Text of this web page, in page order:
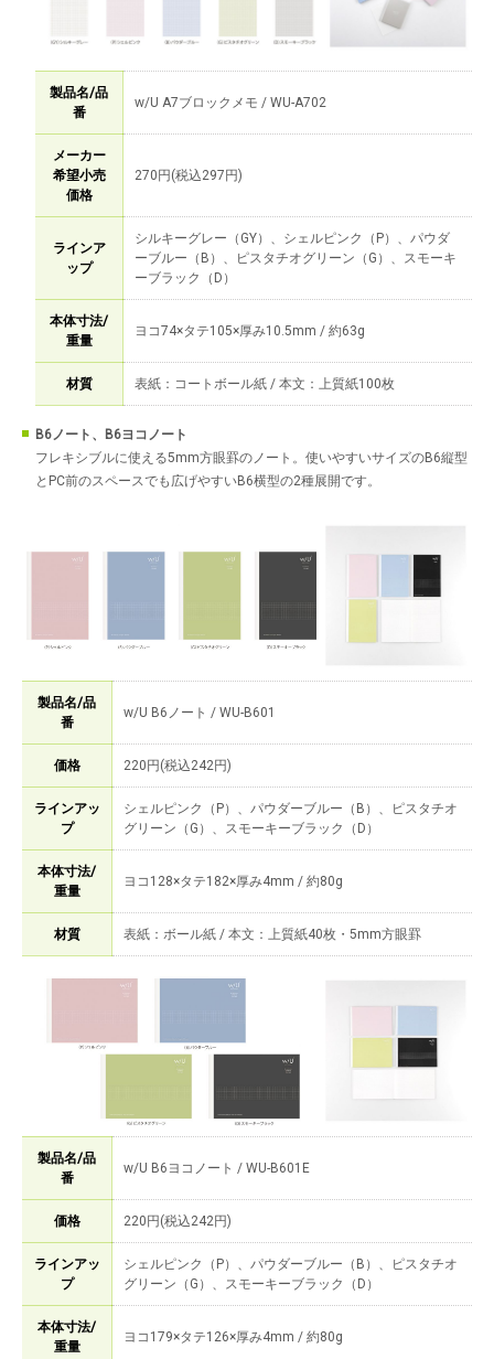
製品名/品
番
w/U A7ブロックメモ / WU-A702
メーカー
希望小売
価格
270円(税込297円)
ラインア
ップ
シルキーグレー（GY）、シェルピンク（P）、パウダ
ーブルー（B）、ピスタチオグリーン（G）、スモーキ
ーブラック（D）
本体寸法/
重量
ヨコ74×タテ105×厚み10.5mm / 約63g
材質 表紙：コートボール紙 / 本文：上質紙100枚
B6ノート、B6ヨコノート
フレキシブルに使える5mm方眼罫のノート。使いやすいサイズのB6縦型
とPC前のスペースでも広げやすいB6横型の2種展開です。
製品名/品
番
w/U B6ノート / WU-B601
価格 220円(税込242円)
ラインアッ
プ
シェルピンク（P）、パウダーブルー（B）、ピスタチオ
グリーン（G）、スモーキーブラック（D）
本体寸法/
重量
ヨコ128×タテ182×厚み4mm / 約80g
材質 表紙：ボール紙 / 本文：上質紙40枚・5mm方眼罫
製品名/品
番
w/U B6ヨコノート / WU-B601E
価格 220円(税込242円)
ラインアッ
プ
シェルピンク（P）、パウダーブルー（B）、ピスタチオ
グリーン（G）、スモーキーブラック（D）
本体寸法/
重量
ヨコ179×タテ126×厚み4mm / 約80g